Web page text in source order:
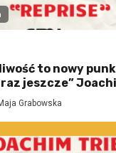
to nowy
jeszcze”
Grabowska